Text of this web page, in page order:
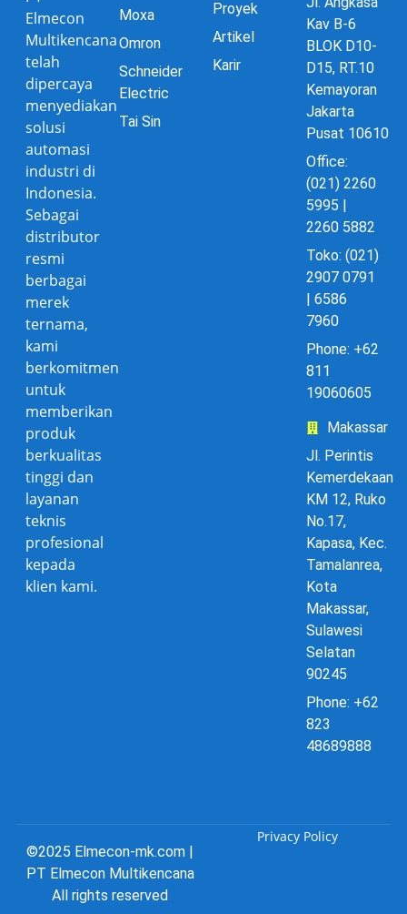
Elmecon
Multikencana
telah
dipercaya
menyediakan
solusi
automasi
industri di
Indonesia.
Sebagai
distributor
resmi
berbagai
merek
ternama,
kami
berkomitmen
untuk
memberikan
produk
berkualitas
tinggi dan
layanan
teknis
profesional
kepada
klien kami.
Moxa
Omron
Schneider
Electric
Tai Sin
Proyek
Artikel
Karir
Kav B-6
BLOK D10-
D15, RT.10
Kemayoran
Jakarta
Pusat 10610
Office:
(021) 2260
5995 |
2260 5882
Toko: (021)
2907 0791
| 6586
7960
Phone: +62
811
19060605
Makassar
Jl. Perintis
Kemerdekaan
KM 12, Ruko
No.17,
Kapasa, Kec.
Tamalanrea,
Kota
Makassar,
Sulawesi
Selatan
90245
Phone: +62
823
48689888
©2025 Elmecon-mk.com |
PT Elmecon Multikencana
All rights reserved
Privacy Policy